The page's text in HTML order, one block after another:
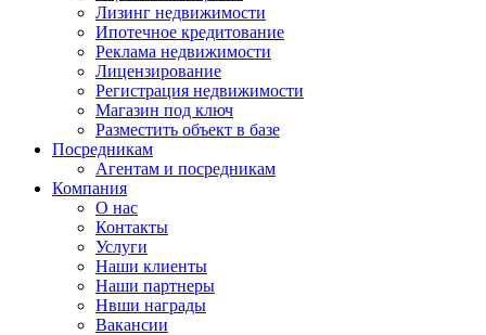
Лизинг недвижимости
Ипотечное кредитование
Реклама недвижимости
Лицензирование
Регистрация недвижимости
Магазин под ключ
Разместить объект в базе
Посредникам
Агентам и посредникам
Компания
О нас
Контакты
Услуги
Наши клиенты
Наши партнеры
Нвши награды
Вакансии